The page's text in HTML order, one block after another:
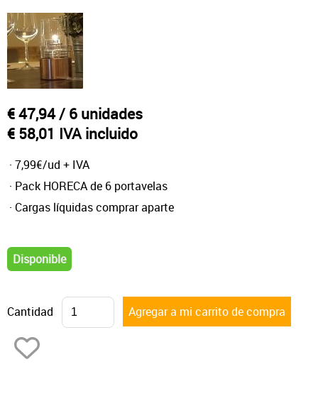
€ 47,94/ 6 unidades
€ 58,01 IVA incluido
· 7,99€/ud + IVA
· Pack HORECA de 6 portavelas
· Cargas líquidas comprar aparte
Disponible
Cantidad